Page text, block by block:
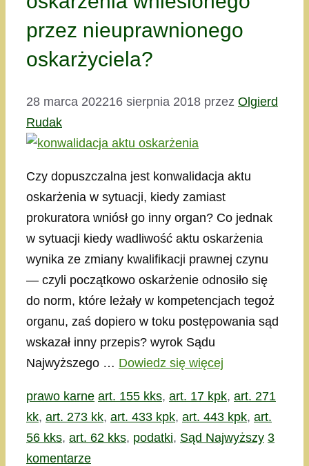
przez nieuprawnionego
oskarżyciela?
28 marca 202216 sierpnia 2018 przez Olgierd
Rudak
Czy dopuszczalna jest konwalidacja aktu
oskarżenia w sytuacji, kiedy zamiast
prokuratora wniósł go inny organ? Co jednak
w sytuacji kiedy wadliwość aktu oskarżenia
wynika ze zmiany kwalifikacji prawnej czynu
— czyli początkowo oskarżenie odnosiło się
do norm, które leżały w kompetencjach tegoż
organu, zaś dopiero w toku postępowania sąd
wskazał inny przepis? wyrok Sądu
Najwyższego … Dowiedz się więcej
Kategorie
prawo karne Tagi
art. 155 kks, art. 17 kpk, art. 271
kk, art. 273 kk, art. 433 kpk, art. 443 kpk, art.
56 kks, art. 62 kks, podatki, Sąd Najwyższy 3
komentarze